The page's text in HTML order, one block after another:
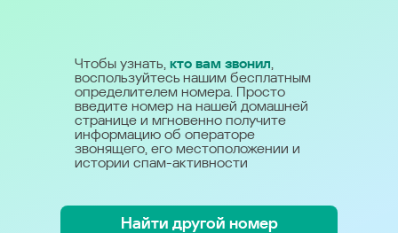
Чтобы узнать, кто вам звонил,
воспользуйтесь нашим бесплатным
определителем номера. Просто
введите номер на нашей домашней
странице и мгновенно получите
информацию об операторе
звонящего, его местоположении и
истории спам-активности
Найти другой номер